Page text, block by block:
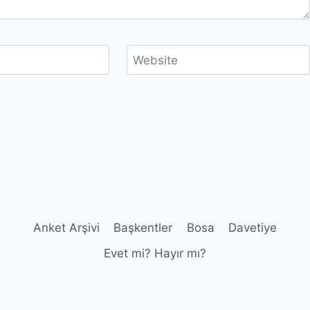
Website
Anket Arşivi Başkentler Bosa
Davetiye
Evet mi? Hayır mı?